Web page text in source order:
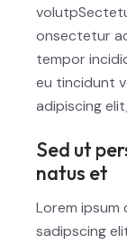
onsectetur
tempor
eu tincidunt
adipiscing
Sed ut
natus et
Lorem
sadipscing